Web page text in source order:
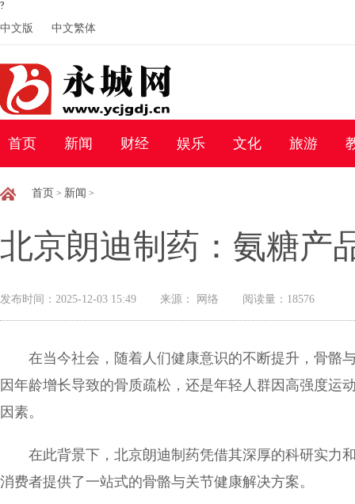
?
中文版 中文繁体
首页 新闻 财经 娱乐 文化 旅游
首页 > 新闻 >
北京朗迪制药：氨糖
发布时间：2025-12-03 15:49 来源： 网络 阅读量：18576
在当今社会，随着人们健康意识的不断提升，骨骼
因年龄增长导致的骨质疏松，还是年轻人群因高强度运
因素。
在此背景下，北京朗迪制药凭借其深厚的科研实力
消费者提供了一站式的骨骼与关节健康解决方案。